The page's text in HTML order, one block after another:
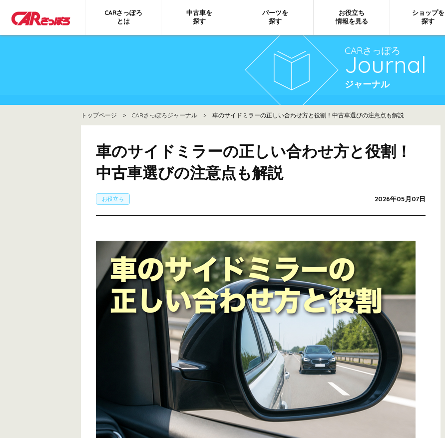
CARさっぽろ
とは
中古車を
探す
パーツを
探す
お役立ち
情報を見る
ショップを
探す
CARさっぽろ
Journal
ジャーナル
トップページ > CARさっぽろジャーナル > 車のサイドミラーの正しい合わせ方と役割！中古車選びの注意点も解説
車のサイドミラーの正しい合わせ方と役割！
中古車選びの注意点も解説
お役立ち 2026年05月07日